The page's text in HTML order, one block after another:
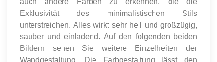
auch andere Farben zu erkennen, die die
Exklusivität des minimalistischen Stils
unterstreichen. Alles wirkt sehr hell und großzügig,
sauber und einladend. Auf den folgenden beiden
Bildern sehen Sie weitere Einzelheiten der
Wandgestaltung. Die Farbgestaltung lässt den